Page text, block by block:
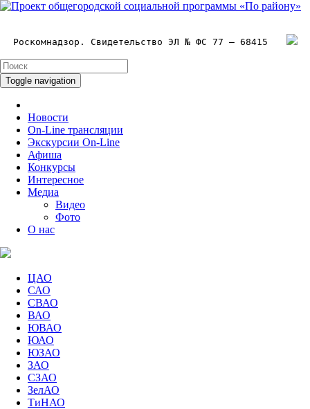
Роскомнадзор. Свидетельство ЭЛ № ФС 77 – 68415
Toggle navigation
Новости
On-Line трансляции
Экскурсии On-Line
Афиша
Конкурсы
Интересное
Медиа
Видео
Фото
О нас
ЦАО
САО
СВАО
ВАО
ЮВАО
ЮАО
ЮЗАО
ЗАО
СЗАО
ЗелАО
ТиНАО